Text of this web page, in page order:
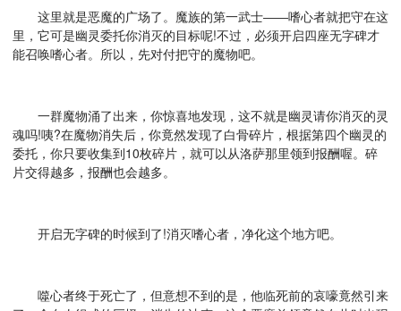
这里就是恶魔的广场了。魔族的第一武士――嗜心者就把守在这
里，它可是幽灵委托你消灭的目标呢!不过，必须开启四座无字碑才
能召唤嗜心者。所以，先对付把守的魔物吧。
一群魔物涌了出来，你惊喜地发现，这不就是幽灵请你消灭的灵
魂吗!咦?在魔物消失后，你竟然发现了白骨碎片，根据第四个幽灵的
委托，你只要收集到10枚碎片，就可以从洛萨那里领到报酬喔。碎
片交得越多，报酬也会越多。
开启无字碑的时候到了!消灭嗜心者，净化这个地方吧。
噬心者终于死亡了，但意想不到的是，他临死前的哀嚎竟然引来